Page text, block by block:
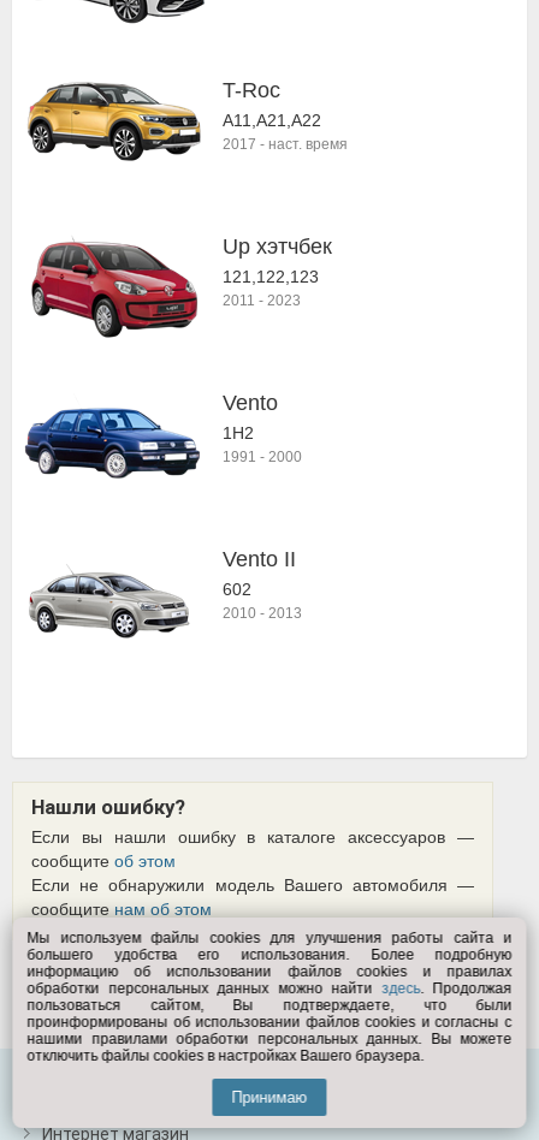
T-Roc
A11,A21,A22
2017 - наст. время
Up хэтчбек
121,122,123
2011 - 2023
Vento
1H2
1991 - 2000
Vento II
602
2010 - 2013
Нашли ошибку?
Если вы нашли ошибку в каталоге аксессуаров —
сообщите об этом
Если не обнаружили модель Вашего автомобиля —
сообщите нам об этом
Интернет магазин
Мы используем файлы cookies для улучшения работы сайта и
большего удобства его использования. Более подробную
информацию об использовании файлов cookies и правилах
обработки персональных данных можно найтиздесь. Продолжая
пользоваться сайтом, Вы подтверждаете, что были
проинформированы об использовании файлов cookies и согласны с
нашими правилами обработки персональных данных. Вы можете
отключить файлы cookies в настройках Вашего браузера.
Принимаю